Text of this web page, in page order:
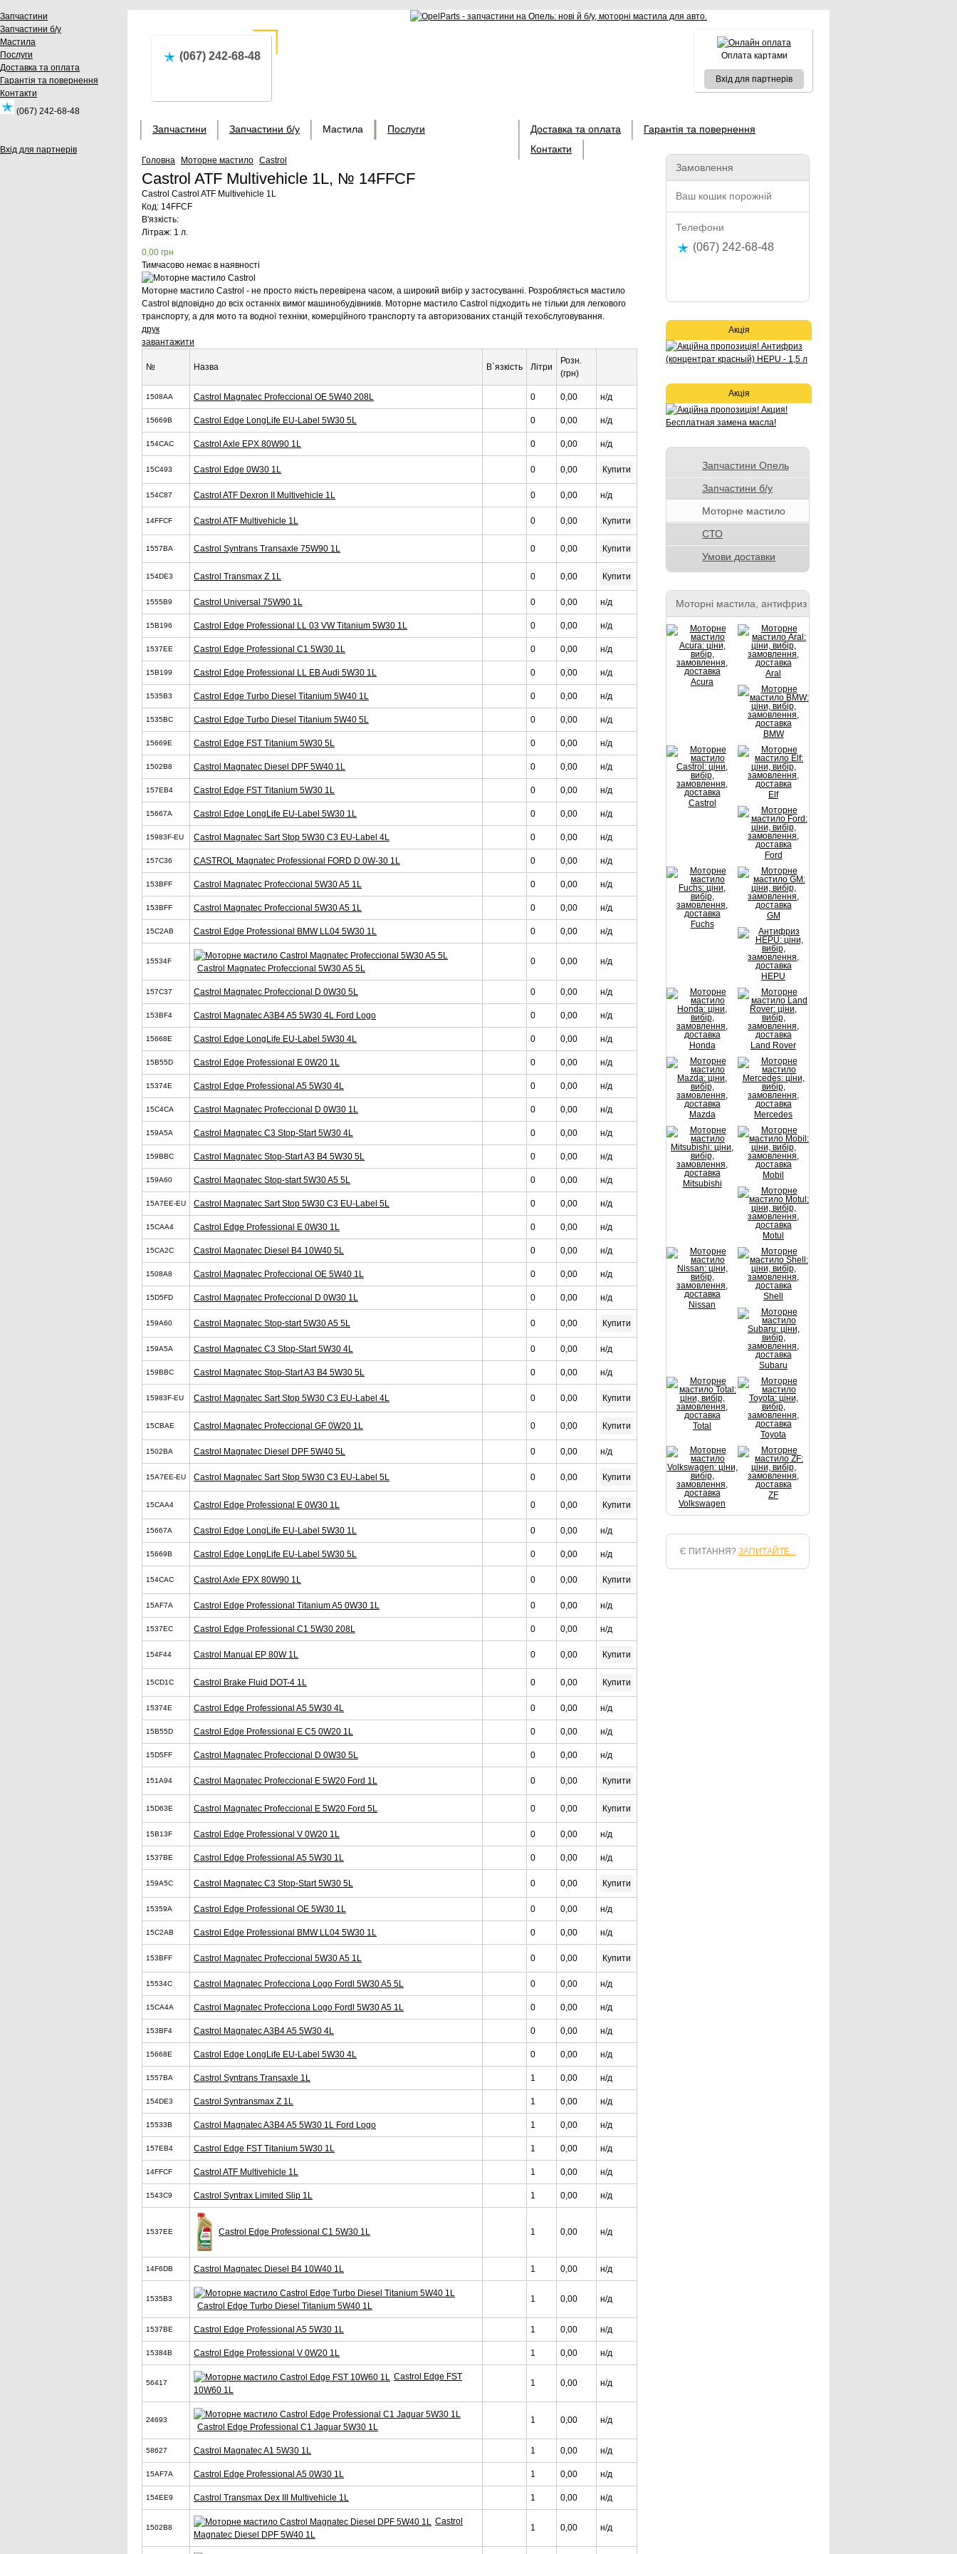
Запчастини
Запчастини б/у
Мастила
Послуги
Доставка та оплата
Гарантія та повернення
Контакти
(067) 242-68-48
Вхід для партнерів
(067) 242-68-48 Оплата картами
Вхід для партнерів
Запчастини Запчастини б/у Мастила Послуги Доставка та оплата
Гарантія та повернення
Контакти
Головна Моторне мастило Castrol
Castrol ATF Multivehicle 1L, № 14FFCF
Castrol Castrol ATF Multivehicle 1L
Код: 14FFCF
В'язкість:
Літраж: 1 л.
0,00 грн
Тимчасово немає в наявності
Моторне мастило Castrol - не просто якість перевірена часом, а широкий вибір у застосуванні. Розробляється мастило
Castrol відповідно до всіх останніх вимог машинобудівників. Моторне мастило Castrol підходить не тільки для легкового
транспорту, а для мото та водної техніки, комерційного транспорту та авторизованих станцій техобслуговування.
друк
завантажити
№ Назва В`язкість Літри
Розн.
(грн)
1508AA Castrol Magnatec Profeccional OE 5W40 208L 0 0,00 н/д
15669B Castrol Edge LongLife EU-Label 5W30 5L 0 0,00 н/д
154CAC Castrol Axle EPX 80W90 1L 0 0,00 н/д
15C493 Castrol Edge 0W30 1L 0 0,00 Купити
154C87 Castrol ATF Dexron II Multivehicle 1L 0 0,00 н/д
14FFCF Castrol ATF Multivehicle 1L 0 0,00 Купити
1557BA Castrol Syntrans Transaxle 75W90 1L 0 0,00 Купити
154DE3 Castrol Transmax Z 1L 0 0,00 Купити
1555B9 Castrol Universal 75W90 1L 0 0,00 н/д
15B196 Castrol Edge Professional LL 03 VW Titanium 5W30 1L 0 0,00 н/д
1537EE Castrol Edge Professional C1 5W30 1L 0 0,00 н/д
15B199 Castrol Edge Professional LL EB Audi 5W30 1L 0 0,00 н/д
1535B3 Castrol Edge Turbo Diesel Titanium 5W40 1L 0 0,00 н/д
1535BC Castrol Edge Turbo Diesel Titanium 5W40 5L 0 0,00 н/д
15669E Castrol Edge FST Titanium 5W30 5L 0 0,00 н/д
1502B8 Castrol Magnatec Diesel DPF 5W40 1L 0 0,00 н/д
157EB4 Castrol Edge FST Titanium 5W30 1L 0 0,00 н/д
15667A Castrol Edge LongLife EU-Label 5W30 1L 0 0,00 н/д
15983F-EU Castrol Magnatec Sart Stop 5W30 C3 EU-Label 4L 0 0,00 н/д
157C36 CASTROL Magnatec Professional FORD D 0W-30 1L 0 0,00 н/д
153BFF Castrol Magnatec Profeccional 5W30 A5 1L 0 0,00 н/д
153BFF Castrol Magnatec Profeccional 5W30 A5 1L 0 0,00 н/д
15C2AB Castrol Edge Professional BMW LL04 5W30 1L 0 0,00 н/д
15534F
Castrol Magnatec Profeccional 5W30 A5 5L
0 0,00 н/д
157C37 Castrol Magnatec Profeccional D 0W30 5L 0 0,00 н/д
153BF4 Castrol Magnatec A3B4 A5 5W30 4L Ford Logo 0 0,00 н/д
15668E Castrol Edge LongLife EU-Label 5W30 4L 0 0,00 н/д
15B55D Castrol Edge Professional E 0W20 1L 0 0,00 н/д
15374E Castrol Edge Professional A5 5W30 4L 0 0,00 н/д
15C4CA Castrol Magnatec Profeccional D 0W30 1L 0 0,00 н/д
159A5A Castrol Magnatec C3 Stop-Start 5W30 4L 0 0,00 н/д
159BBC Castrol Magnatec Stop-Start A3 B4 5W30 5L 0 0,00 н/д
159A60 Castrol Magnatec Stop-start 5W30 A5 5L 0 0,00 н/д
15A7EE-EU Castrol Magnatec Sart Stop 5W30 C3 EU-Label 5L 0 0,00 н/д
15CAA4 Castrol Edge Professional E 0W30 1L 0 0,00 н/д
15CA2C Castrol Magnatec Diesel B4 10W40 5L 0 0,00 н/д
1508A8 Castrol Magnatec Profeccional OE 5W40 1L 0 0,00 н/д
15D5FD Castrol Magnatec Profeccional D 0W30 1L 0 0,00 н/д
159A60 Castrol Magnatec Stop-start 5W30 A5 5L 0 0,00 Купити
159A5A Castrol Magnatec C3 Stop-Start 5W30 4L 0 0,00 н/д
159BBC Castrol Magnatec Stop-Start A3 B4 5W30 5L 0 0,00 н/д
15983F-EU Castrol Magnatec Sart Stop 5W30 C3 EU-Label 4L 0 0,00 Купити
15CBAE Castrol Magnatec Profeccional GF 0W20 1L 0 0,00 Купити
1502BA Castrol Magnatec Diesel DPF 5W40 5L 0 0,00 н/д
15A7EE-EU Castrol Magnatec Sart Stop 5W30 C3 EU-Label 5L 0 0,00 Купити
15CAA4 Castrol Edge Professional E 0W30 1L 0 0,00 Купити
15667A Castrol Edge LongLife EU-Label 5W30 1L 0 0,00 н/д
15669B Castrol Edge LongLife EU-Label 5W30 5L 0 0,00 н/д
154CAC Castrol Axle EPX 80W90 1L 0 0,00 Купити
15AF7A Castrol Edge Professional Titanium A5 0W30 1L 0 0,00 н/д
1537EC Castrol Edge Professional C1 5W30 208L 0 0,00 н/д
154F44 Castrol Manual EP 80W 1L 0 0,00 Купити
15CD1C Castrol Brake Fluid DOT-4 1L 0 0,00 Купити
15374E Castrol Edge Professional A5 5W30 4L 0 0,00 н/д
15B55D Castrol Edge Professional E C5 0W20 1L 0 0,00 н/д
15D5FF Castrol Magnatec Profeccional D 0W30 5L 0 0,00 н/д
151A94 Castrol Magnatec Profeccional E 5W20 Ford 1L 0 0,00 Купити
15D63E Castrol Magnatec Profeccional E 5W20 Ford 5L 0 0,00 Купити
15B13F Castrol Edge Professional V 0W20 1L 0 0,00 н/д
1537BE Castrol Edge Professional A5 5W30 1L 0 0,00 н/д
159A5C Castrol Magnatec C3 Stop-Start 5W30 5L 0 0,00 Купити
15359A Castrol Edge Professional OE 5W30 1L 0 0,00 н/д
15C2AB Castrol Edge Professional BMW LL04 5W30 1L 0 0,00 н/д
153BFF Castrol Magnatec Profeccional 5W30 A5 1L 0 0,00 Купити
15534C Castrol Magnatec Profecciona Logo Fordl 5W30 A5 5L 0 0,00 н/д
15CA4A Castrol Magnatec Profecciona Logo Fordl 5W30 A5 1L 0 0,00 н/д
153BF4 Castrol Magnatec A3B4 A5 5W30 4L 0 0,00 н/д
15668E Castrol Edge LongLife EU-Label 5W30 4L 0 0,00 н/д
1557BA Castrol Syntrans Transaxle 1L 1 0,00 н/д
154DE3 Castrol Syntransmax Z 1L 1 0,00 н/д
15533B Castrol Magnatec A3B4 A5 5W30 1L Ford Logo 1 0,00 н/д
157EB4 Castrol Edge FST Titanium 5W30 1L 1 0,00 н/д
14FFCF Castrol ATF Multivehicle 1L 1 0,00 н/д
1543C9 Castrol Syntrax Limited Slip 1L 1 0,00 н/д
1537EE Castrol Edge Professional C1 5W30 1L 1 0,00 н/д
14F6DB Castrol Magnatec Diesel B4 10W40 1L 1 0,00 н/д
1535B3
Castrol Edge Turbo Diesel Titanium 5W40 1L
1 0,00 н/д
1537BE Castrol Edge Professional A5 5W30 1L 1 0,00 н/д
15384B Castrol Edge Professional V 0W20 1L 1 0,00 н/д
56417
Castrol Edge FST
10W60 1L
1 0,00 н/д
24693
Castrol Edge Professional C1 Jaguar 5W30 1L
1 0,00 н/д
58627 Castrol Magnatec A1 5W30 1L 1 0,00 н/д
15AF7A Castrol Edge Professional A5 0W30 1L 1 0,00 н/д
154EE9 Castrol Transmax Dex III Multivehicle 1L 1 0,00 н/д
1502B8
Castrol
Magnatec Diesel DPF 5W40 1L
1 0,00 н/д
Замовлення
Ваш кошик порожній
Телефони
(067) 242-68-48
Акція
Акція
Запчастини Опель
Запчастини б/у
Моторне мастило
СТО
Умови доставки
Моторні мастила, антифриз
Acura
Aral
BMW
Castrol
Elf
Ford
Fuchs
GM
HEPU
Honda Land Rover
Mazda Mercedes
Mitsubishi
Mobil
Motul
Nissan
Shell
Subaru
Total
Toyota
Volkswagen
ZF
Є ПИТАННЯ? ЗАПИТАЙТЕ...